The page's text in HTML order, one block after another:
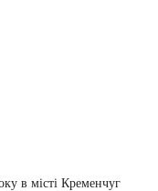
в місті Кременчуг